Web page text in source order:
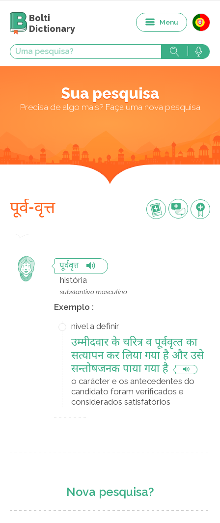
Bolti
Dictionary
Menu
Sua pesquisa
Precisa de algo mais? Faça uma nova pesquisa
पूर्व-वृत्त
पूर्ववृत्त
história
substantivo masculino
Exemplo :
nível a definir
उम्मीदवार के चरित्र व पूर्ववृत्‍त का
सत्यापन कर लिया गया है और उसे
सन्तोषजनक पाया गया है
o carácter e os antecedentes do
candidato foram verificados e
considerados satisfatórios
Nova pesquisa?